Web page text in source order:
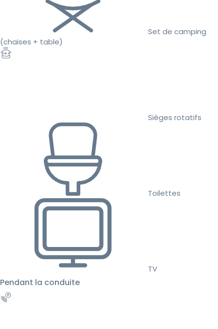
Set de camping
(chaises + table)
Sièges rotatifs
Toilettes
TV
Pendant la conduite